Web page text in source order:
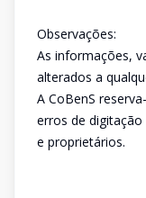
Observações:
As informações,
alterados a
A CoBenS
erros de
e proprietários.